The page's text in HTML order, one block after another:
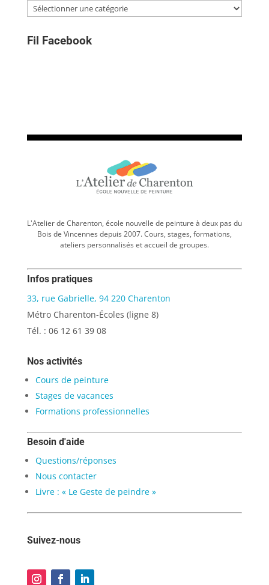
Catégories
Fil Facebook
L'Atelier de Charenton, école nouvelle de peinture à deux pas du
Bois de Vincennes depuis 2007. Cours, stages, formations,
ateliers personnalisés et accueil de groupes.
Infos pratiques
33, rue Gabrielle, 94 220 Charenton
Métro Charenton-Écoles (ligne 8)
Tél. : 06 12 61 39 08
Nos activités
Cours de peinture
Stages de vacances
Formations professionnelles
Besoin d'aide
Questions/réponses
Nous contacter
Livre : « Le Geste de peindre »
Suivez-nous